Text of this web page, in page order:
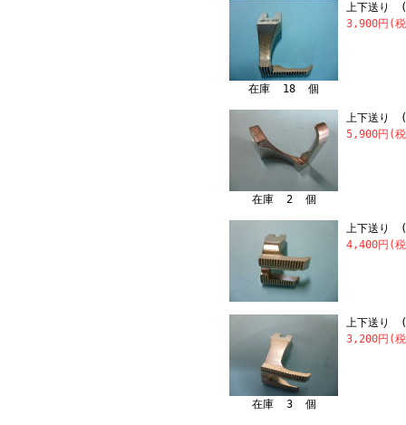
在庫 18 個
上下送り
3,900円(
在庫 2 個
上下送り (
5,900円(
上下送り (
4,400円(
在庫 3 個
上下送り
3,200円(